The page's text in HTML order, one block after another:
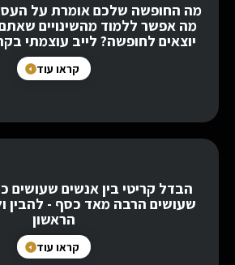
מה החופשה שלכם אומרת על
מה אפשר ללמוד מהשינויים
יוצאים לחופשה? לייב עוצמתי
קראו עוד
הבדל קריטי בין אנשים שעושים
שעושים הרבה מאד כסף - להבין
הראשון
קראו עוד